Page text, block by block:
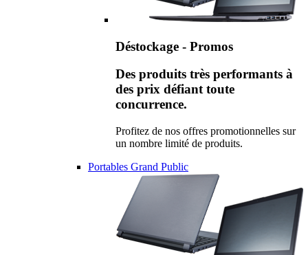
Déstockage - Promos
Des produits très performants à
des prix défiant toute
concurrence.
Profitez de nos offres promotionnelles sur
un nombre limité de produits.
Portables Grand Public